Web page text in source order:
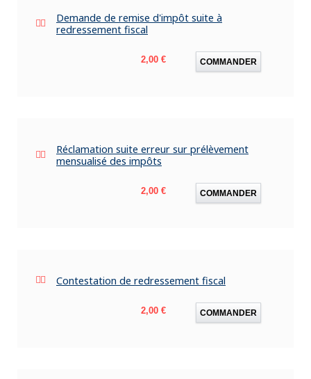
Demande de remise d'impôt suite à
redressement fiscal
Prix
2,00 € COMMANDER
Réclamation suite erreur sur prélèvement
mensualisé des impôts
Prix
2,00 € COMMANDER
Contestation de redressement fiscal
Prix
2,00 € COMMANDER